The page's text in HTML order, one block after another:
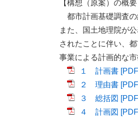
【構想（原案）の概要
都市計画基礎調査
また、国土地理院が
されたことに伴い、
事業による計画的な
１ 計画書
２ 理由書
３ 総括図
４ 計画図